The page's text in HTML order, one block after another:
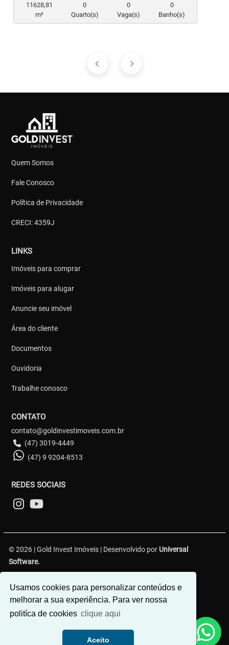
Usamos cookies para personalizar conteúdos e
melhorar a sua experiência. Para ver nossa
politíca de cookies clique aqui
Aceito
11628,81
m²
0
Quarto(s)
0
Vaga(s)
0
Banho(s)
Quem Somos
Fale Conosco
Política de Privacidade
CRECI: 4359J
LINKS
Imóveis para comprar
Imóveis para alugar
Anuncie seu imóvel
Área do cliente
Documentos
Ouvidoria
Trabalhe conosco
CONTATO
contato@goldinvestimoveis.com.br
(47) 3019-4449
(47) 9 9204-8513
REDES SOCIAIS
© 2026 | Gold Invest Imóveis | Desenvolvido por Universal
Software.
R. Hercílio Luz, 349 - Centro 1, Brusque - SC, 88350-301